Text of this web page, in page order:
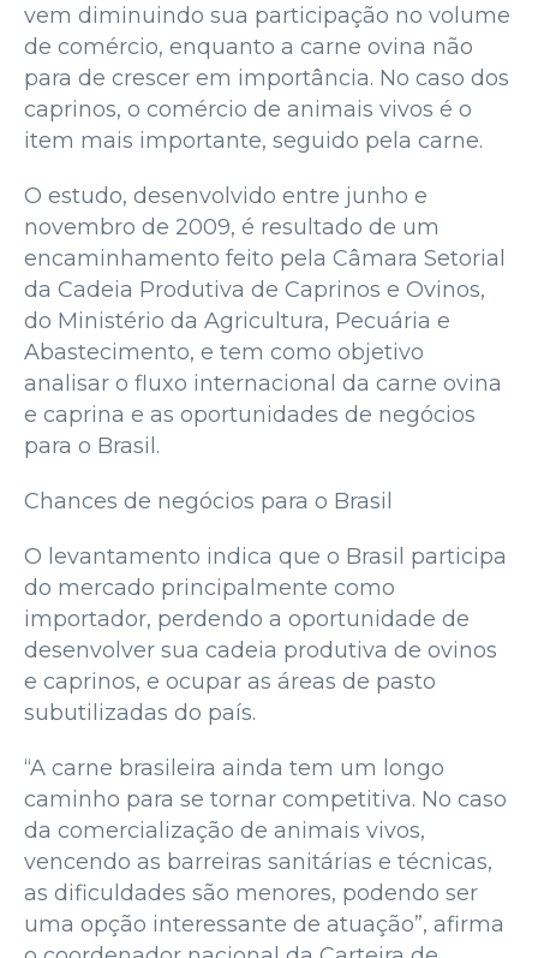
vem diminuindo sua participação no volume
de comércio, enquanto a carne ovina não
para de crescer em importância. No caso dos
caprinos, o comércio de animais vivos é o
item mais importante, seguido pela carne.
O estudo, desenvolvido entre junho e
novembro de 2009, é resultado de um
encaminhamento feito pela Câmara Setorial
da Cadeia Produtiva de Caprinos e Ovinos,
do Ministério da Agricultura, Pecuária e
Abastecimento, e tem como objetivo
analisar o fluxo internacional da carne ovina
e caprina e as oportunidades de negócios
para o Brasil.
Chances de negócios para o Brasil
O levantamento indica que o Brasil participa
do mercado principalmente como
importador, perdendo a oportunidade de
desenvolver sua cadeia produtiva de ovinos
e caprinos, e ocupar as áreas de pasto
subutilizadas do país.
“A carne brasileira ainda tem um longo
caminho para se tornar competitiva. No caso
da comercialização de animais vivos,
vencendo as barreiras sanitárias e técnicas,
as dificuldades são menores, podendo ser
uma opção interessante de atuação”, afirma